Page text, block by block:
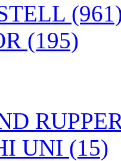
(195)
UNI (15)